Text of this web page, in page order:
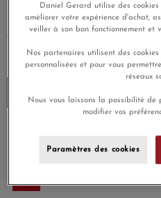
EN SAVOIR PLUS
Payez seulement 735 €
Daniel Gerard utilise des
améliorer votre expérience d'achat,
veiller à son bon fonctionnement et
Nos partenaires utilisent des
personnalisées et pour vous
réseaux
Nous vous laissons la possibilité de
modifier vos
Paramètres des cookies